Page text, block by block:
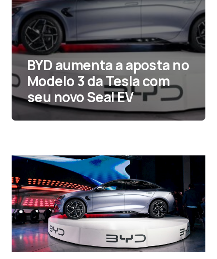
BYD aumenta a aposta no
Modelo 3 da Tesla com
seu novo Seal EV